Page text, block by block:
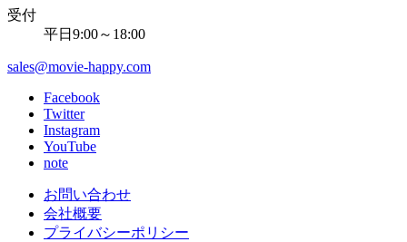
受付
平日9:00～18:00
sales@movie-happy.com
Facebook
Twitter
Instagram
YouTube
note
お問い合わせ
会社概要
プライバシーポリシー